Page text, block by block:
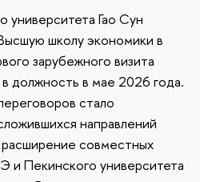
университета Гао Сун
школу экономики в
зарубежного визита
должность в мае 2026 года.
стало
направлений
совместных
Пекинского университета